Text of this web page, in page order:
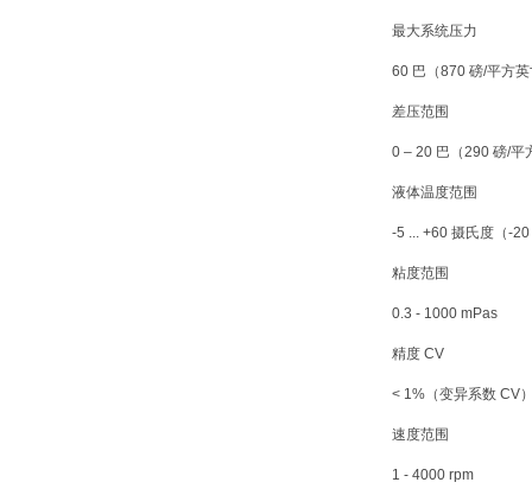
最大系统压力
60 巴（870 磅/平方
差压范围
0 – 20 巴（290 磅/平
液体温度范围
-5 ... +60 摄氏度（-
粘度范围
0.3 - 1000 mPas
精度 CV
< 1%（变异系数 CV
速度范围
1 - 4000 rpm